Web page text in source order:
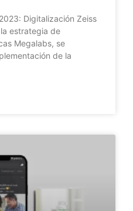
Digitalización Zeiss
estrategia de
Megalabs, se
de la